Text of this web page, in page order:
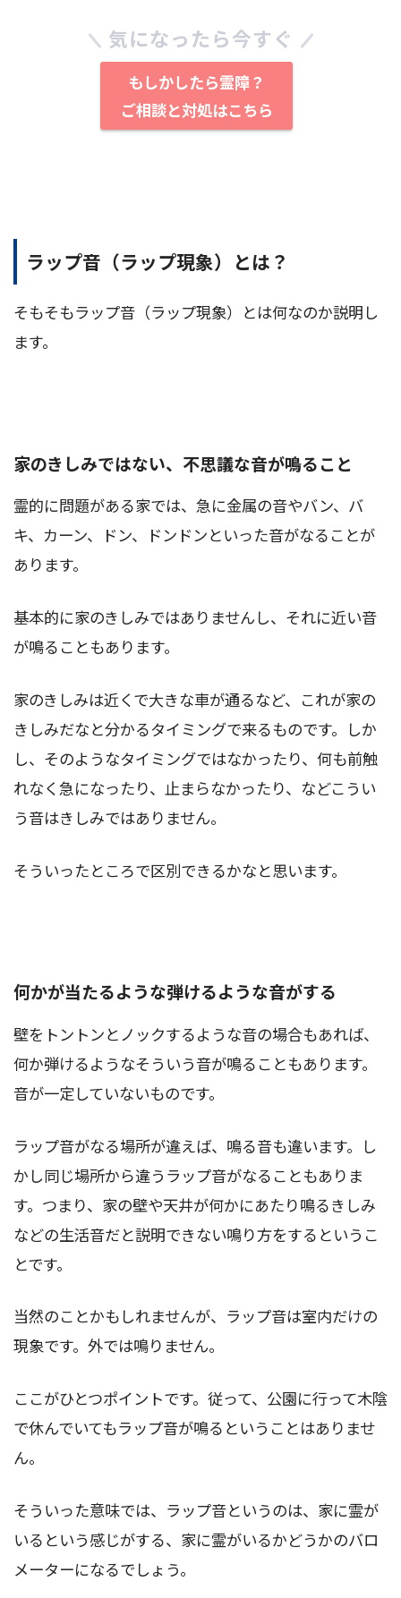
気になったら今すぐ
もしかしたら霊障？
ご相談と対処はこちら
ラップ音（ラップ現象）とは？
そもそもラップ音（ラップ現象）とは何なのか説明し
ます。
家のきしみではない、不思議な音が鳴ること
霊的に問題がある家では、急に金属の音やバン、バ
キ、カーン、ドン、ドンドンといった音がなることが
あります。
基本的に家のきしみではありませんし、それに近い音
が鳴ることもあります。
家のきしみは近くで大きな車が通るなど、これが家の
きしみだなと分かるタイミングで来るものです。しか
し、そのようなタイミングではなかったり、何も前触
れなく急になったり、止まらなかったり、などこうい
う音はきしみではありません。
そういったところで区別できるかなと思います。
何かが当たるような弾けるような音がする
壁をトントンとノックするような音の場合もあれば、
何か弾けるようなそういう音が鳴ることもあります。
音が一定していないものです。
ラップ音がなる場所が違えば、鳴る音も違います。し
かし同じ場所から違うラップ音がなることもありま
す。つまり、家の壁や天井が何かにあたり鳴るきしみ
などの生活音だと説明できない鳴り方をするというこ
とです。
当然のことかもしれませんが、ラップ音は室内だけの
現象です。外では鳴りません。
ここがひとつポイントです。従って、公園に行って木陰
で休んでいてもラップ音が鳴るということはありませ
ん。
そういった意味では、ラップ音というのは、家に霊が
いるという感じがする、家に霊がいるかどうかのバロ
メーターになるでしょう。